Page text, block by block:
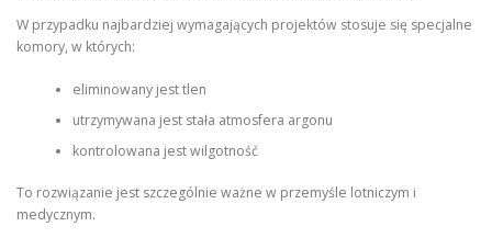
W przypadku najbardziej wymagających projektów stosuje się specjalne
komory, w których:
eliminowany jest tlen
utrzymywana jest stała atmosfera argonu
kontrolowana jest wilgotność
To rozwiązanie jest szczególnie ważne w przemyśle lotniczym i
medycznym.